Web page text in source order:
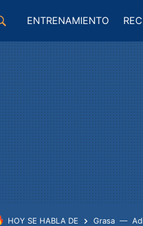
ENTRENAMIENTO
HOY SE HABLA DE Grasa